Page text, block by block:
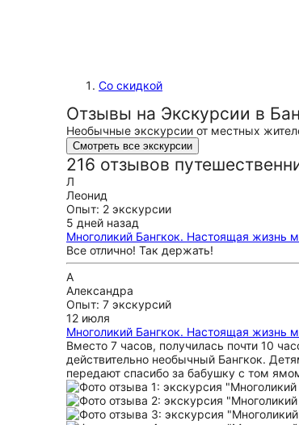
Со скидкой
Отзывы на Экскурсии в
Необычные экскурсии от местных
Смотреть все экскурсии
216 отзывов
Л
Леонид
Опыт: 2 экскурсии
5 дней назад
Многоликий Бангкок. Настоящая жизнь
Все отлично! Так держать!
А
Александра
Опыт: 7 экскурсий
12 июля
Многоликий Бангкок. Настоящая жизнь
Вместо 7 часов, получилась почти 10
действительно необычный Бангкок.
передают спасибо за бабушку с том